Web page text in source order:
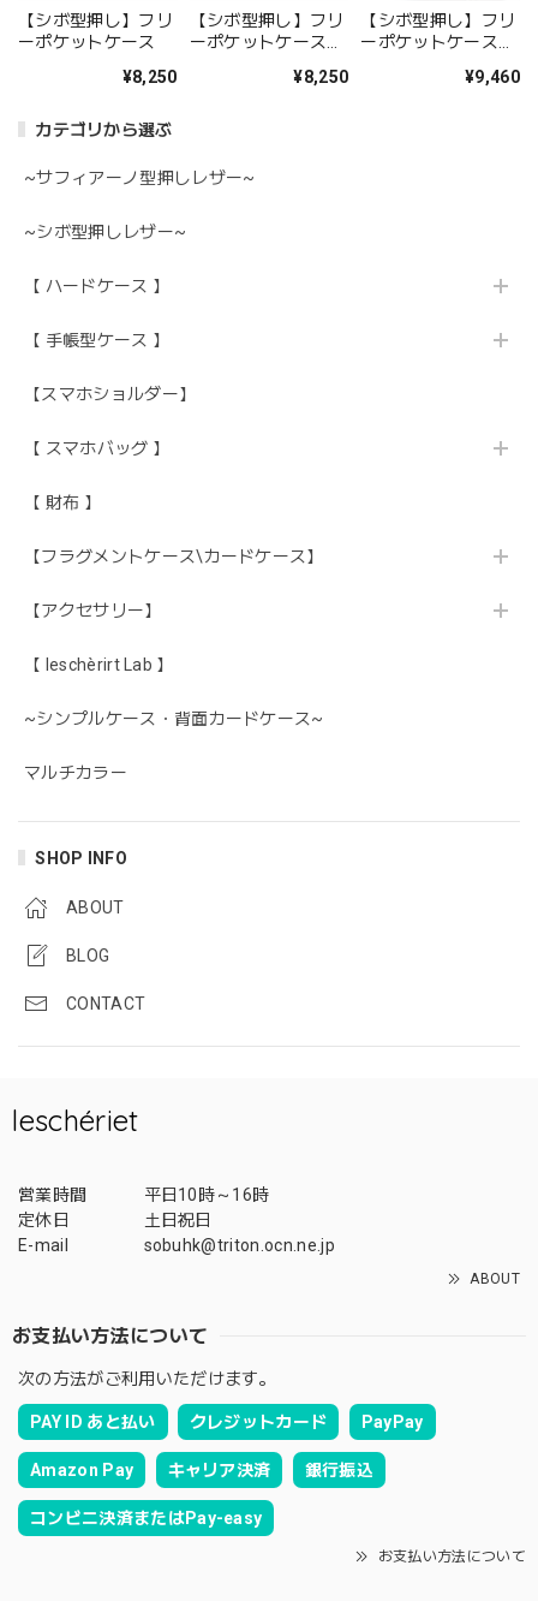
カテゴリから選ぶ
~サフィアーノ型押しレザー~
~シボ型押しレザー~
【 ハードケース 】
【 手帳型ケース 】
【スマホショルダー】
【 スマホバッグ 】
【 財布 】
【フラグメントケース\カードケース】
【アクセサリー】
【 leschèrirt Lab 】
~シンプルケース・背面カードケース~
マルチカラー
SHOP INFO
ABOUT
BLOG
CONTACT
【シボ型押し】フリ
ーポケットケース
¥8,250
【シボ型押し】フリ
ーポケットケース
¥8,250
【シボ型押し】フリ
ーポケットケース
¥9,460
leschériet
営業時間
平日10時～16時
定休日
土日祝日
E-mail
sobuhk@triton.ocn.ne.jp
ABOUT
お支払い方法について
次の方法がご利用いただけます。
PAY ID あと払い クレジットカード PayPay
Amazon Pay キャリア決済 銀行振込
コンビニ決済またはPay-easy
お支払い方法について